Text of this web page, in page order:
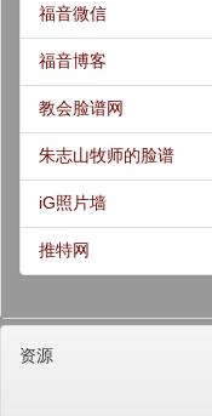
福音微信
福音博客
教会脸谱网
朱志山牧师的脸谱
iG照片墙
推特网
资源